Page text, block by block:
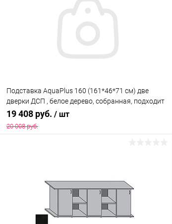
Подставка AquaPlus 160 (161*46*71 см) две
дверки ДСП , белое дерево, собранная, подходит
для модели аквариума LUX П540
19 408 руб. / шт
20 008 руб.
Купить в 1 клик Сравнение
Под заказ